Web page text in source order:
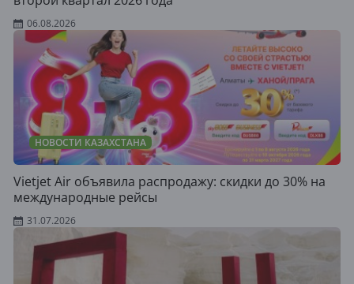
06.08.2026
НОВОСТИ КАЗАХСТАНА
Vietjet Air объявила распродажу: скидки до 30% на
международные рейсы
31.07.2026